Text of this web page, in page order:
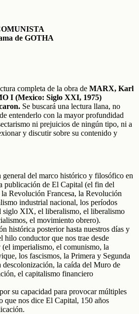
de GOTHA
completa de la obra de MARX, Karl
I (Mexico: Siglo XXI, 1975)
Se buscará una lectura llana, no
entenderlo con la mayor profundidad
ni prejuicios de ningún tipo, ni a
y discutir sobre su contenido y
general del marco histórico y filosófico en
publicación de El Capital (el fin del
Revolución Francesa, la Revolución
industrial nacional, los períodos
siglo XIX, el liberalismo, el liberalismo
el movimiento obrero).
histórica posterior hasta nuestros días y
hilo conductor que nos trae desde
(el imperialismo, el comunismo, la
los fascismos, la Primera y Segunda
la caída del Muro de
el capitalismo financiero
su capacidad para provocar múltiples
que nos dice El Capital, 150 años